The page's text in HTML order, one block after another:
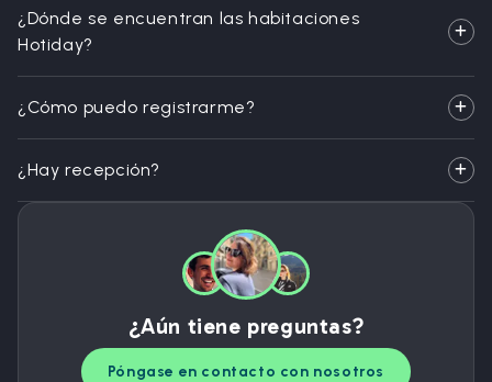
¿Dónde se encuentran las habitaciones
Hotiday?
¿Cómo puedo registrarme?
¿Hay recepción?
¿Aún tiene preguntas?
Póngase en contacto con nosotros